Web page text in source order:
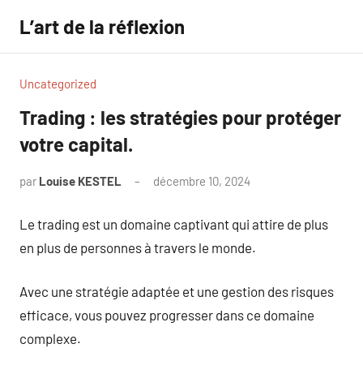
contenu
L’art de la réflexion
Uncategorized
Trading : les stratégies pour protéger
votre capital.
par Louise KESTEL décembre 10, 2024
Le trading est un domaine captivant qui attire de plus
en plus de personnes à travers le monde.
Avec une stratégie adaptée et une gestion des risques
efficace, vous pouvez progresser dans ce domaine
complexe.